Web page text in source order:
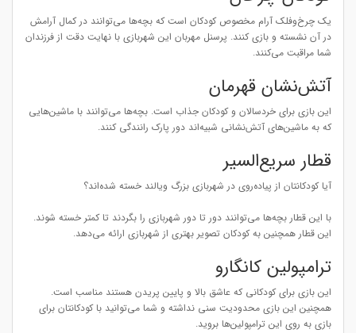
یک چرخ‌وفلک آرام مخصوص کودکان است که بچه‌ها می‌توانند در کمال آرامش
در آن نشسته و بازی کنند. پرسنل مهربان این شهربازی با نهایت دقت از فرزندان
شما مراقبت می‌کنند.
آتش‌نشان قهرمان
این بازی برای خردسالان و کودکان جذاب است. بچه‌ها می‌توانند با ماشین‌هایی
که به ماشین‌های آتش‌نشانی شبیه‌اند دور پارک رانندگی کنند.
قطار سریع‌السیر
آیا کودکانتان از پیاده‌روی در شهربازی بزرگ ویالند خسته شده‌اند؟
با این قطار بچه‌ها می‌توانند دور تا دور شهربازی را بگردند تا کمتر خسته شوند.
این قطار همچنین به کودکان تصویر بهتری از شهربازی ارائه می‌دهد.
ترامپولین کانگارو
این بازی برای کودکانی که عاشق بالا و پایین پریدن هستند مناسب است.
همچنین این بازی محدودیت سنی نداشته و شما می‌توانید با کودکانتان برای
بازی به روی این ترامپولین‌ها بروید.